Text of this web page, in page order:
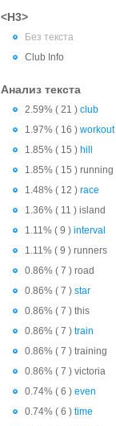
<H3>
Без текста
Club Info
Анализ текста
2.59% ( 21 )club
1.97% ( 16 )workout
1.85% ( 15 ) hill
1.85% ( 15 ) running
1.48% ( 12 )race
1.36% ( 11 ) island
1.11% ( 9 )interval
1.11% ( 9 ) runners
0.86% ( 7 ) road
0.86% ( 7 )star
0.86% ( 7 ) this
0.86% ( 7 )train
0.86% ( 7 ) training
0.86% ( 7 ) victoria
0.74% ( 6 )even
0.74% ( 6 )time